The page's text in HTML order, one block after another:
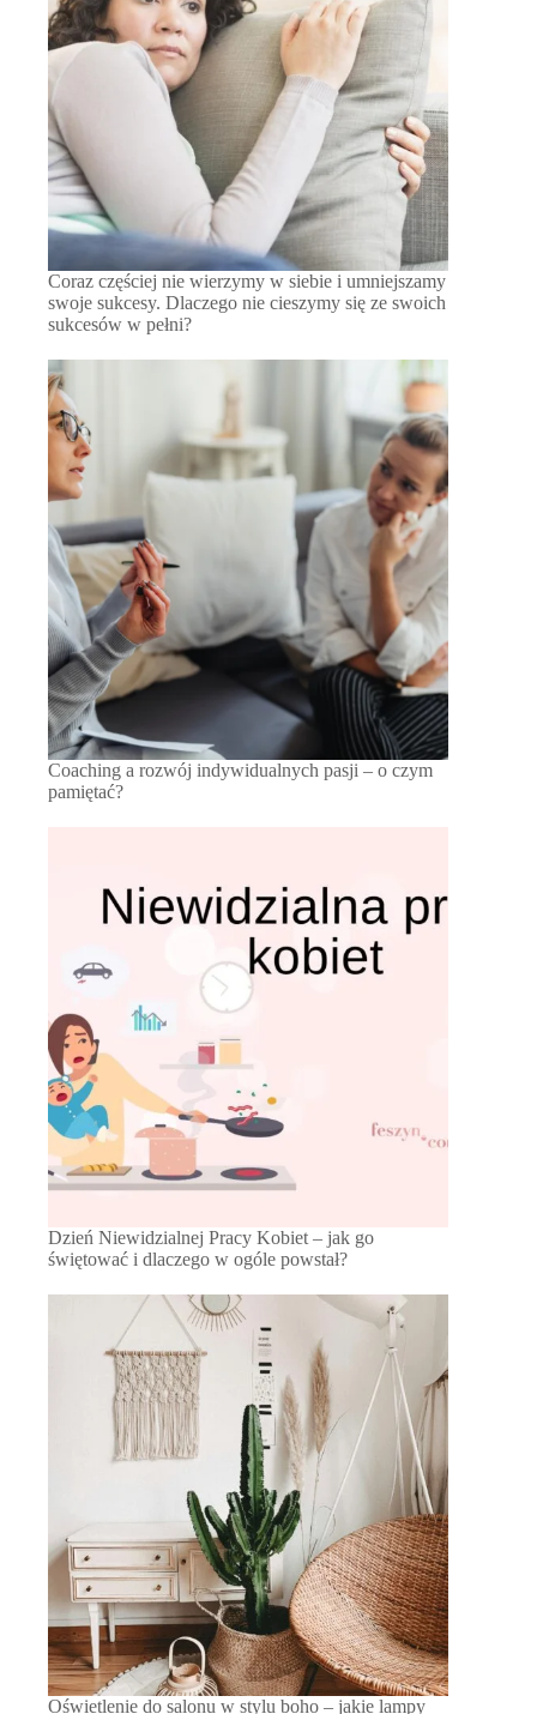
Coraz częściej nie wierzymy w siebie i umniejszamy
swoje sukcesy. Dlaczego nie cieszymy się ze swoich
sukcesów w pełni?
Coaching a rozwój indywidualnych pasji – o czym
pamiętać?
Dzień Niewidzialnej Pracy Kobiet – jak go
świętować i dlaczego w ogóle powstał?
Oświetlenie do salonu w stylu boho – jakie lampy